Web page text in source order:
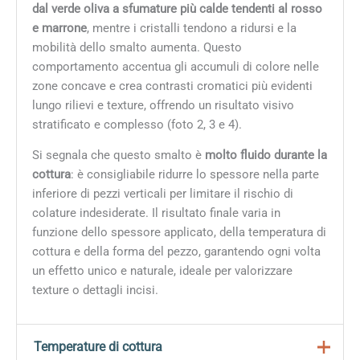
dal verde oliva a sfumature più calde tendenti al rosso
e marrone, mentre i cristalli tendono a ridursi e la
mobilità dello smalto aumenta. Questo
comportamento accentua gli accumuli di colore nelle
zone concave e crea contrasti cromatici più evidenti
lungo rilievi e texture, offrendo un risultato visivo
stratificato e complesso (foto 2, 3 e 4).
Si segnala che questo smalto è molto fluido durante la
cottura: è consigliabile ridurre lo spessore nella parte
inferiore di pezzi verticali per limitare il rischio di
colature indesiderate. Il risultato finale varia in
funzione dello spessore applicato, della temperatura di
cottura e della forma del pezzo, garantendo ogni volta
un effetto unico e naturale, ideale per valorizzare
texture o dettagli incisi.
Temperature di cottura